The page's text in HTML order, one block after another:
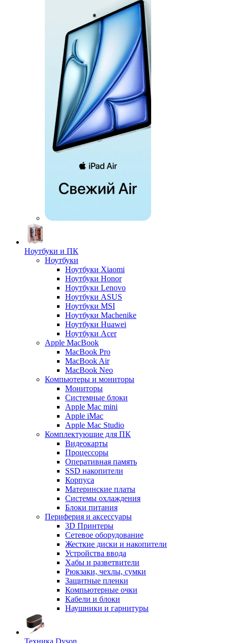
Ноутбуки и ПК
Ноутбуки
Ноутбуки Xiaomi
Ноутбуки Honor
Ноутбуки Lenovo
Ноутбуки ASUS
Ноутбуки MSI
Ноутбуки Machenike
Ноутбуки Huawei
Ноутбуки Acer
Apple MacBook
MacBook Pro
MacBook Air
MacBook Neo
Компьютеры и мониторы
Мониторы
Системные блоки
Apple Mac mini
Apple iMac
Apple Mac Studio
Комплектующие для ПК
Видеокарты
Процессоры
Оперативная память
SSD накопители
Корпуса
Материнские платы
Системы охлаждения
Блоки питания
Периферия и аксессуары
3D Принтеры
Сетевое оборудование
Жесткие диски и накопители
Устройства ввода
Хабы и разветвители
Рюкзаки, чехлы, сумки
Защитные пленки
Компьютерные очки
Кабели и блоки
Наушники и гарнитуры
Техника Dyson